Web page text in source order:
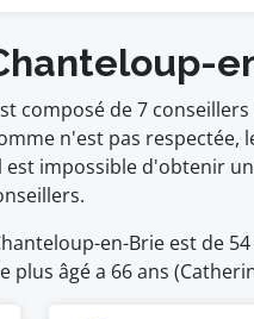
composé de 7
n'est pas respectée,
impossible d'obtenir
en-Brie est de
âgé a 66 ans